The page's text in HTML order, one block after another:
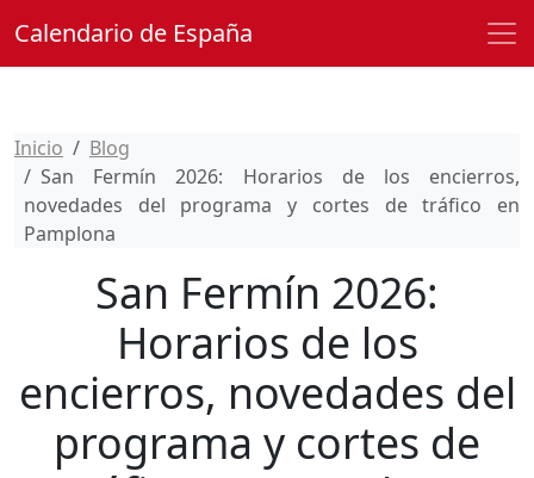
Calendario de España
Inicio
Blog
San Fermín 2026: Horarios de los encierros,
novedades del programa y cortes de tráfico en
Pamplona
San Fermín 2026:
Horarios de los
encierros, novedades del
programa y cortes de